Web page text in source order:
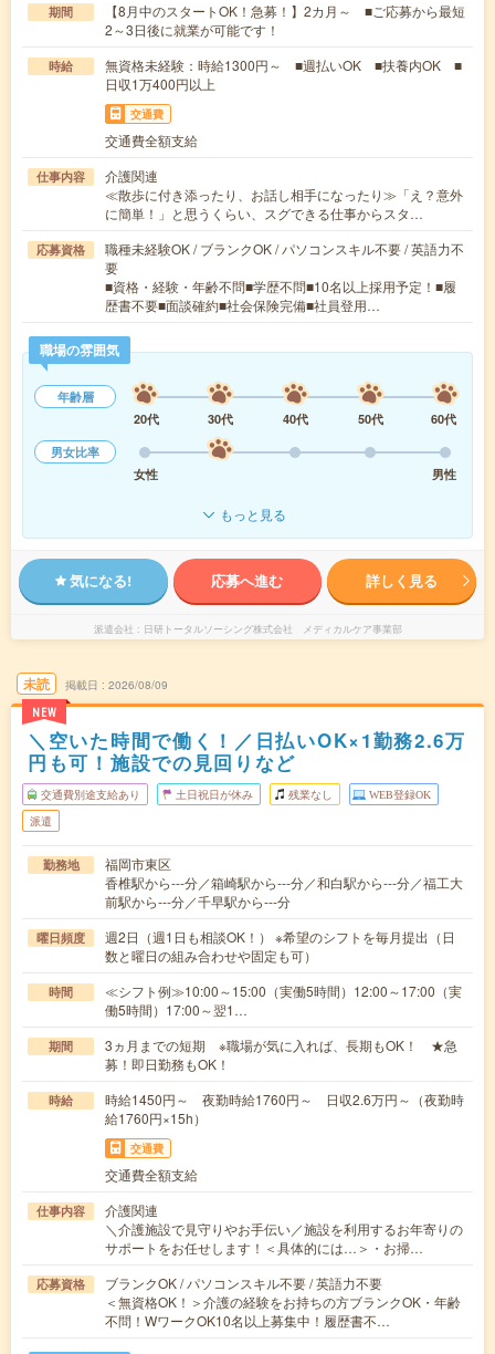
期間
【8月中のスタートOK！急募！】2カ月～ ■ご応募から最短
2～3日後に就業が可能です！
時給
無資格未経験：時給1300円～ ■週払いOK ■扶養内OK ■
日収1万400円以上
交通費
交通費全額支給
仕事内容
介護関連
≪散歩に付き添ったり、お話し相手になったり≫「え？意外
に簡単！」と思うくらい、スグできる仕事からスタ…
応募資格
職種未経験OK / ブランクOK / パソコンスキル不要 / 英語力不
要
■資格・経験・年齢不問■学歴不問■10名以上採用予定！■履
歴書不要■面談確約■社会保険完備■社員登用…
職場の雰囲気
年齢層
20代
30代 40代 50代
60代
男女比率
女性
男性
もっと見る
気になる! 応募へ進む 詳しく見る
派遣会社 日研トータルソーシング株式会社 メディカルケア事業部
未読
NEW
掲載日 2026/08/09
＼空いた時間で働く！／日払いOK×1勤務2.6万
円も可！施設での見回りなど
交通費別途支給あり 土日祝日が休み 残業なし WEB登録OK
派遣
勤務地
福岡市東区
香椎駅から---分／箱崎駅から---分／和白駅から---分／福工大
前駅から---分／千早駅から---分
曜日頻度
週2日（週1日も相談OK！） ※希望のシフトを毎月提出（日
数と曜日の組み合わせや固定も可）
時間
≪シフト例≫10:00～15:00（実働5時間）12:00～17:00（実
働5時間）17:00～翌1…
期間
3ヵ月までの短期 ※職場が気に入れば、長期もOK！ ★急
募！即日勤務もOK！
時給
時給1450円～ 夜勤時給1760円～ 日収2.6万円～（夜勤時
給1760円×15h）
交通費
交通費全額支給
仕事内容
介護関連
＼介護施設で見守りやお手伝い／施設を利用するお年寄りの
サポートをお任せします！＜具体的には…＞・お掃…
応募資格
ブランクOK / パソコンスキル不要 / 英語力不要
＜無資格OK！＞介護の経験をお持ちの方ブランクOK・年齢
不問！WワークOK10名以上募集中！履歴書不…